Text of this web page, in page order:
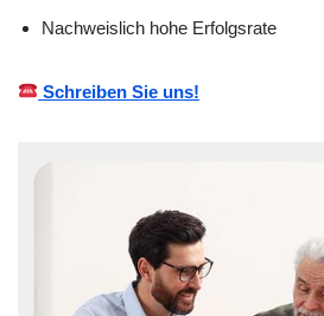
Nachweislich hohe Erfolgsrate
Schreiben Sie uns!